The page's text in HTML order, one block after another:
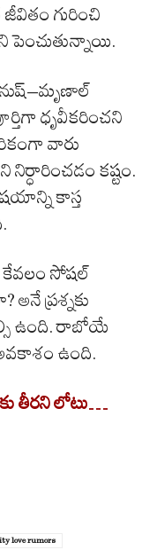
గురించి
పెంచుతున్నాయి.
ధనుష్–మృణాల్
ధృవీకరించని
వారు
నిర్ధారించడం కష్టం.
కాస్త
సోషల్
ప్రశ్నకు
ఉంది. రాబోయే
ఉంది.
తీరని లోటు…
love rumors